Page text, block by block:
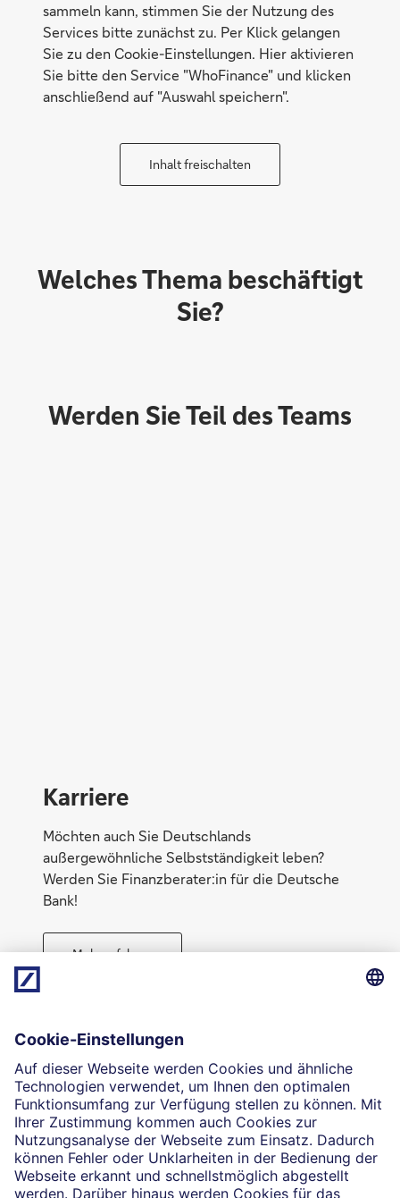
sammeln kann, stimmen Sie der Nutzung des
Services bitte zunächst zu. Per Klick gelangen
Sie zu den Cookie-Einstellungen. Hier aktivieren
Sie bitte den Service "WhoFinance" und klicken
anschließend auf "Auswahl speichern".
Inhalt freischalten
Welches Thema beschäftigt
Sie?
Direktabschluss möglich
Geld anlegen
Werden Sie Teil des Teams
Karriere
Möchten auch Sie Deutschlands
außergewöhnliche Selbstständigkeit leben?
Werden Sie Finanzberater:in für die Deutsche
Bank!
Mehr erfahren
Die selbstständigen Finanzberater:innen beraten in
Finanzgeschäften, die sie für die Deutsche Bank AG
vermitteln dürfen. Das Einverständnis zu den dabei
vermittelten Verträgen sowie in diesem
Zusammenhang erforderliche Erklärungen werden